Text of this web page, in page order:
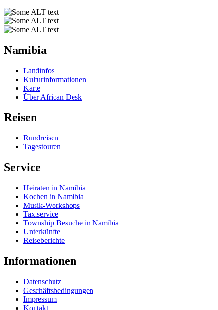
Namibia
Landinfos
Kulturinformationen
Karte
Über African Desk
Reisen
Rundreisen
Tagestouren
Service
Heiraten in Namibia
Kochen in Namibia
Musik-Workshops
Taxiservice
Township-Besuche in Namibia
Unterkünfte
Reiseberichte
Informationen
Datenschutz
Geschäftsbedingungen
Impressum
Kontakt